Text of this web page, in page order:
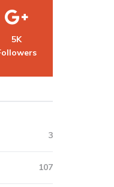
5K
3
107